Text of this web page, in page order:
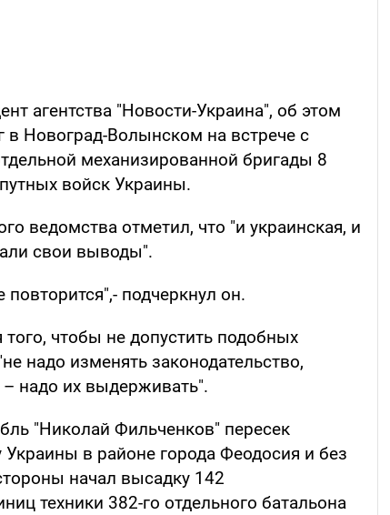
агентства "Новости-Украина", об этом
в Новоград-Волынском на встрече с
механизированной бригады 8
войск Украины.
ведомства отметил, что "и украинская, и
свои выводы".
подчеркнул он.
чтобы не допустить подобных
надо изменять законодательство,
– надо их выдерживать".
"Николай Фильченков" пересек
Украины в районе города Феодосия и без
начал высадку 142
техники 382-го отдельного батальона